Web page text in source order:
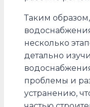
Таким
несколько
детально
проблемы и
устранению,